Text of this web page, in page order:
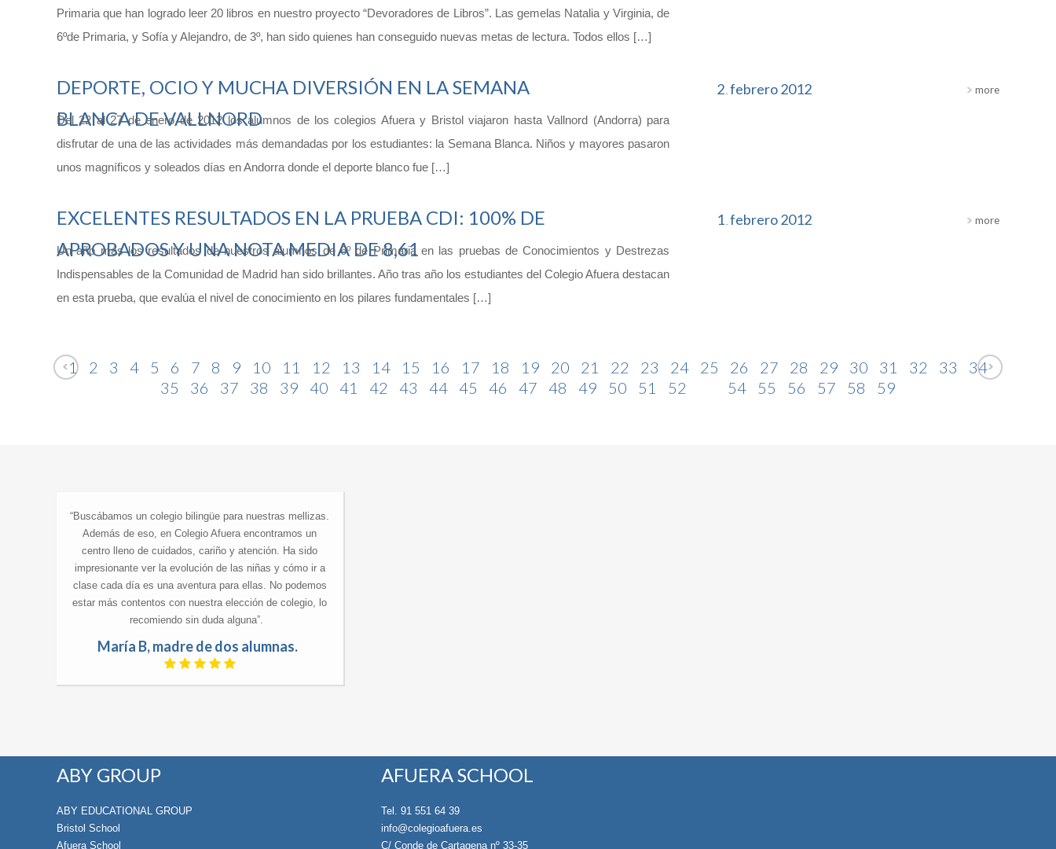
Primaria que han logrado leer 20 libros en nuestro proyecto “Devoradores de Libros”. Las gemelas Natalia y Virginia, de
6ºde Primaria, y Sofía y Alejandro, de 3º, han sido quienes han conseguido nuevas metas de lectura. Todos ellos […]
DEPORTE, OCIO Y MUCHA DIVERSIÓN EN LA SEMANA
BLANCA DE VALLNORD
2 febrero2012
Del 22 al 27 de enero de 2012 los alumnos de los colegios Afuera y Bristol viajaron hasta Vallnord (Andorra) para
disfrutar de una de las actividades más demandadas por los estudiantes: la Semana Blanca. Niños y mayores pasaron
unos magníficos y soleados días en Andorra donde el deporte blanco fue […]
more
EXCELENTES RESULTADOS EN LA PRUEBA CDI: 100% DE
APROBADOS Y UNA NOTA MEDIA DE 8,61
1 febrero2012
Un año más los resultados de nuestros alumnos de 6º de Primaria en las pruebas de Conocimientos y Destrezas
Indispensables de la Comunidad de Madrid han sido brillantes. Año tras año los estudiantes del Colegio Afuera destacan
en esta prueba, que evalúa el nivel de conocimiento en los pilares fundamentales […]
more
1 2 3 4 5 6 7 8 9 10 11 12 13 14 15 16 17 18 19 20 21 22 23 24 25 26 27 28 29 30 31 32 33
34
35
36 37 38 39 40 41 42 43 44 45 46 47 48 49 50 51 52 54 55 56 57 58 59
“Buscábamos un colegio bilingüe para nuestras mellizas.
Además de eso, en Colegio Afuera encontramos un
centro lleno de cuidados, cariño y atención. Ha sido
impresionante ver la evolución de las niñas y cómo ir a
clase cada día es una aventura para ellas. No podemos
estar más contentos con nuestra elección de colegio, lo
recomiendo sin duda alguna”.
María B, madre de dos alumnas.
ABY GROUP
ABY EDUCATIONAL GROUP
Bristol School
Afuera School
AFUERA SCHOOL
Tel. 91 551 64 39
info@colegioafuera.es
C/ Conde de Cartagena nº 33-35